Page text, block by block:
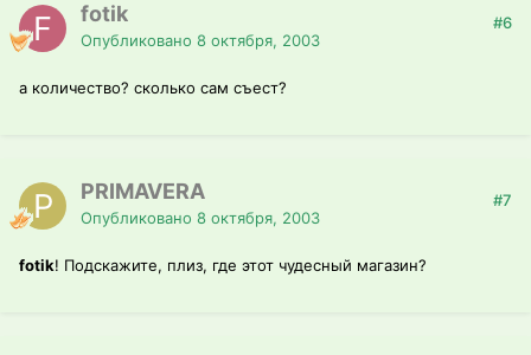
fotik
Опубликовано 8 октября, 2003
#6
а количество? сколько сам съест?
PRIMAVERA
Опубликовано 8 октября, 2003
#7
fotik! Подскажите, плиз, где этот чудесный магазин?